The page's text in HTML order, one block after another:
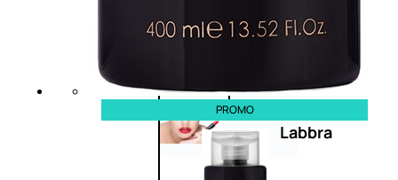
sopracciglia
Labbra
PROMO